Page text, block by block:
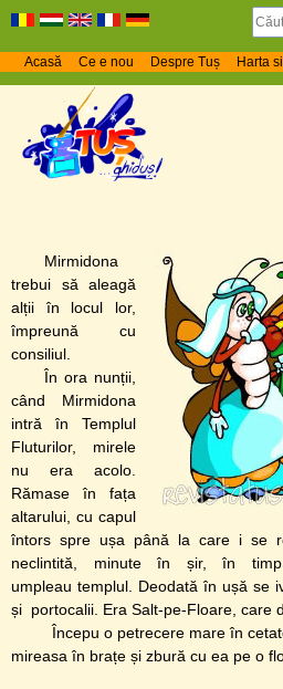
Acasă Ce e nou Despre Tuș Harta
Mirmidona
trebui să aleagă
alții în locul lor,
împreună cu
consiliul.
În ora nunții,
când Mirmidona
intră în Templul
Fluturilor, mirele
nu era acolo.
Rămase în fața
altarului, cu capul
întors spre ușa până la care i se
neclintită, minute în șir, în
umpleau templul. Deodată în ușă se
și portocalii. Era Salt-pe-Floare, care
Începu o petrecere mare în
mireasa în brațe și zbură cu ea pe o